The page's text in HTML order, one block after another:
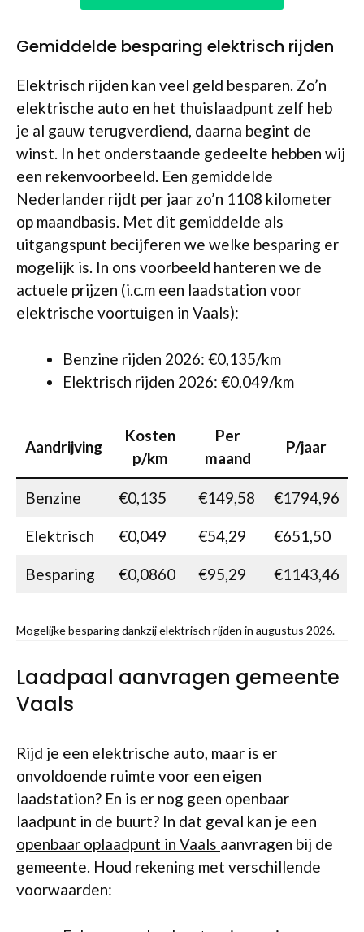
Gemiddelde besparing elektrisch rijden
Elektrisch rijden kan veel geld besparen. Zo’n
elektrische auto en het thuislaadpunt zelf heb
je al gauw terugverdiend, daarna begint de
winst. In het onderstaande gedeelte hebben wij
een rekenvoorbeeld. Een gemiddelde
Nederlander rijdt per jaar zo’n 1108 kilometer
op maandbasis. Met dit gemiddelde als
uitgangspunt becijferen we welke besparing er
mogelijk is. In ons voorbeeld hanteren we de
actuele prijzen (i.c.m een laadstation voor
elektrische voortuigen in Vaals):
Benzine rijden 2026: €0,135/km
Elektrisch rijden 2026: €0,049/km
Aandrijving
Kosten
p/km
Per
maand
P/jaar
Benzine €0,135 €149,58 €1794,96
Elektrisch €0,049 €54,29 €651,50
Besparing €0,0860 €95,29 €1143,46
Mogelijke besparing dankzij elektrisch rijden in augustus 2026.
Laadpaal aanvragen gemeente
Vaals
Rijd je een elektrische auto, maar is er
onvoldoende ruimte voor een eigen
laadstation? En is er nog geen openbaar
laadpunt in de buurt? In dat geval kan je een
openbaar oplaadpunt in Vaals aanvragen bij de
gemeente. Houd rekening met verschillende
voorwaarden: